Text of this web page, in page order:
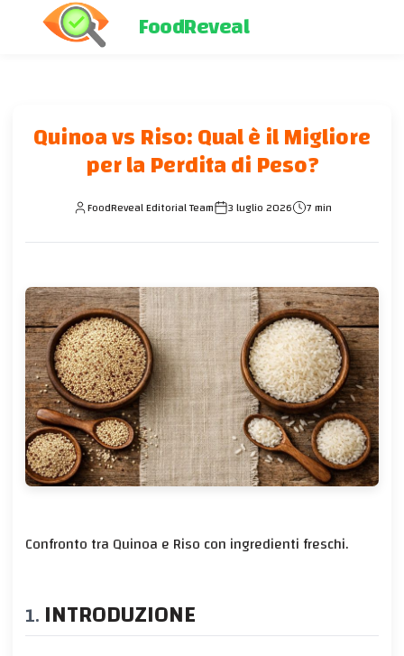
FoodReveal
Quinoa vs Riso: Qual è il Migliore
per la Perdita di Peso?
FoodReveal Editorial Team 3 luglio 2026 7 min
Confronto tra Quinoa e Riso con ingredienti freschi.
INTRODUZIONE